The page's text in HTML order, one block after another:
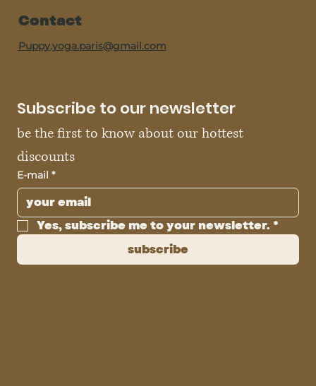
Contact
Puppy.yoga.paris@gmail.com
Subscribe to our newsletter
be the first to know about our hottest
discounts
E-mail *
Yes, subscribe me to your newsletter. *
subscribe